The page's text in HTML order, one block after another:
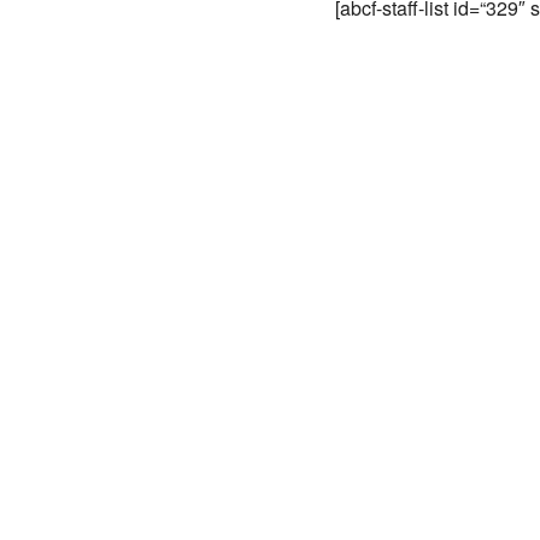
[abcf-staff-list id=“329″